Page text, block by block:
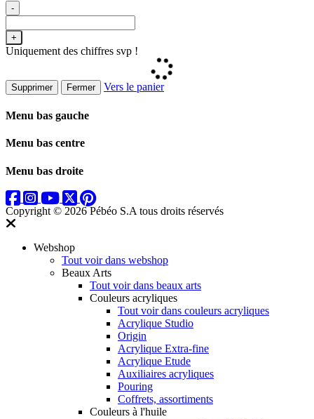
-
+
Uniquement des chiffres svp !
Supprimer Fermer Vers le panier
Menu bas gauche
Menu bas centre
Menu bas droite
Copyright © 2026 Pébéo S.A tous droits réservés
Webshop
Tout voir dans webshop
Beaux Arts
Tout voir dans beaux arts
Couleurs acryliques
Tout voir dans couleurs acryliques
Acrylique Studio
Origin
Acrylique Extra-fine
Acrylique Etude
Auxiliaires acryliques
Pouring
Coffrets, assortiments
Couleurs à l'huile